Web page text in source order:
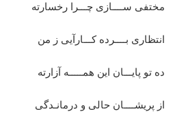
مختفی ســــازی چـــرا رخسارته
انتظاری بــــرده کـــارآیی ز من
ده تو پایـــان این همـــــه آزارته
از پریشــــان حالی و درمانـدگی